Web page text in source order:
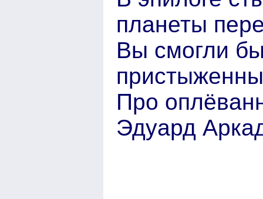
планеты
Вы смогли
Про
Эдуард